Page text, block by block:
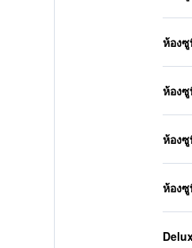
ห้องซู
ห้องซู
ห้องซู
ห้องซู